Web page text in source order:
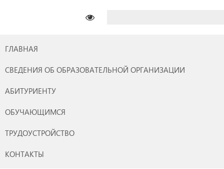
ГЛАВНАЯ
СВЕДЕНИЯ ОБ ОБРАЗОВАТЕЛЬНОЙ ОРГАНИЗАЦИИ
АБИТУРИЕНТУ
ОБУЧАЮЩИМСЯ
ТРУДОУСТРОЙСТВО
КОНТАКТЫ